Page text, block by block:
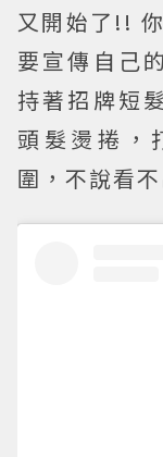
又開始了!!
要宣傳自己
持著招牌短
頭髮燙捲，
圍，不說看